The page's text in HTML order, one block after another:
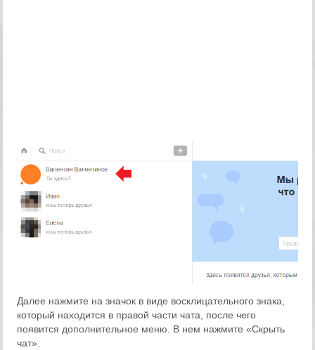
Далее нажмите на значок в виде восклицательного знака,
который находится в правой части чата, после чего
появится дополнительное меню. В нем нажмите «Скрыть
чат».